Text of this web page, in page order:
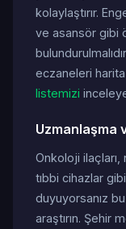
kolaylaştırır.
ve asansör gibi
eczaneleri
listemizi
Uzmanlaşma
Onkoloji
tıbbi cihazlar
duyuyorsanız
araştırın. Şehir